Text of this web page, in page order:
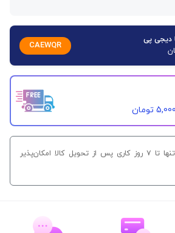
CAEWQR
امکان بازگشت کالا تنها تا ۷ روز کاری پس از تحویل کالا امکان‌پذیر